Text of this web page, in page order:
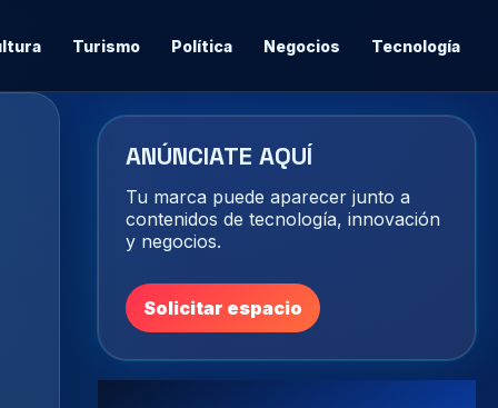
Turismo Política Negocios Tecnología
ANÚNCIATE AQUÍ
Tu marca puede aparecer junto a
contenidos de tecnología, innovación
y negocios.
Solicitar espacio